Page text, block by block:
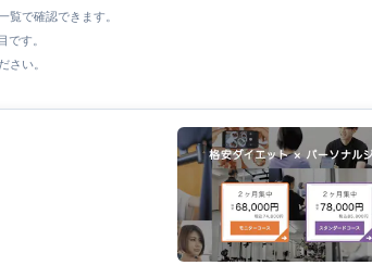
で確認できます。
す。
い。